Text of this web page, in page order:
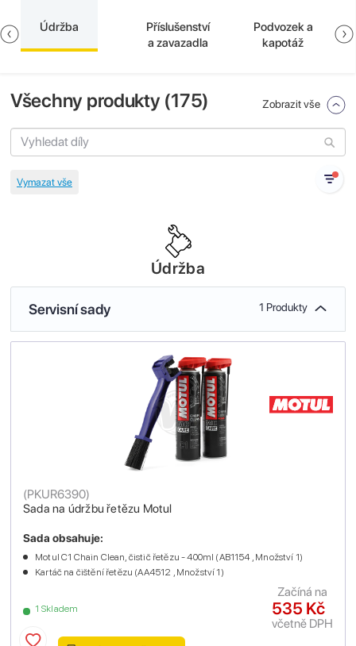
Údržba
Příslušenství
a zavazadla
Podvozek a
kapotáž
Všechny produkty (175) Zobrazit vše
Údržba
Servisní sady 1 Produkty
Sada na údržbu řetězu Motul
(PKUR6390)
1 Skladem
Sada obsahuje:
Motul C1 Chain Clean, čistič řetězu - 400ml (AB1154 , Množství 1)
Kartáč na čištění řetězu (AA4512 , Množství 1)
535 Kč
včetně DPH
Začíná na